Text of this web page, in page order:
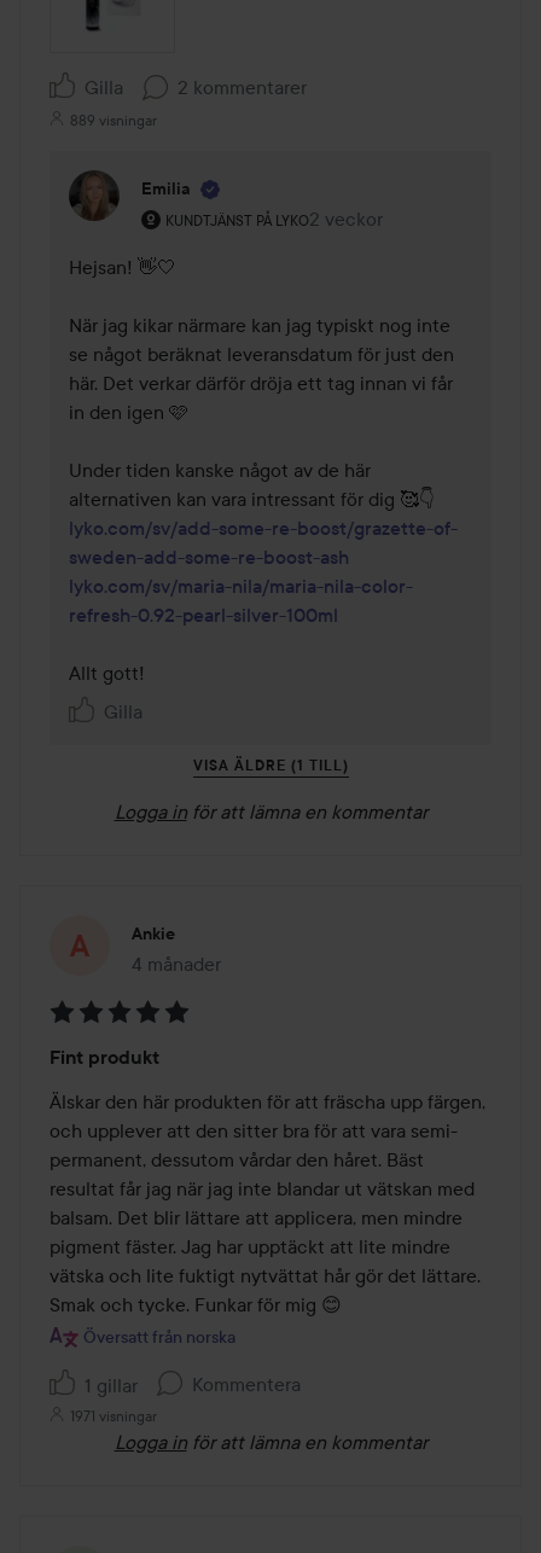
Gilla 2 kommentarer
889 visningar
Emilia
KUNDTJÄNST PÅ LYKO
Användarens roll: Kundtjänst på Lyko.
2 veckor
Kommentaren lades 2
Hejsan! 👋🤍
När jag kikar närmare kan jag typiskt nog inte
se något beräknat leveransdatum för just den
här. Det verkar därför dröja ett tag innan vi får
in den igen 🩷
Under tiden kanske något av de här
lyko.com/sv/add-some-re-boost/grazette-of-
sweden-add-some-re-boost-ash
lyko.com/sv/maria-nila/maria-nila-color-
refresh-0.92-pearl-silver-100ml
Allt gott!
Gilla
VISA ÄLDRE (1 TILL)
Logga in för att lämna en kommentar
Ankie
4 månader
Inlägget skapades 4 månader
5
av
5
Fint produkt
Älskar den här produkten för att fräscha upp färgen,
och upplever att den sitter bra för att vara semi-
permanent, dessutom vårdar den håret. Bäst
resultat får jag när jag inte blandar ut vätskan med
balsam. Det blir lättare att applicera, men mindre
pigment fäster. Jag har upptäckt att lite mindre
vätska och lite fuktigt nytvättat hår gör det lättare.
Smak och tycke. Funkar för mig 😊
Översatt från norska
1 gillar Kommentera
1971 visningar
Logga in för att lämna en kommentar